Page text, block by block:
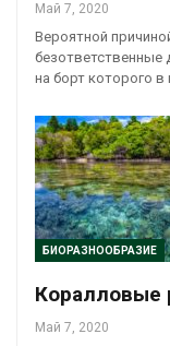
Май 7, 2020
Вероятной
безответственные
на борт которого в
БИОРАЗНООБРАЗИЕ
Коралловые
Май 7, 2020